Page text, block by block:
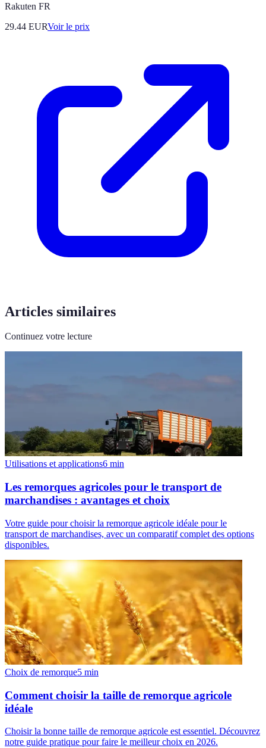
Rakuten FR
29.44 EURVoir le prix
Articles similaires
Continuez votre lecture
Utilisations et applications6 min
Les remorques agricoles pour le transport de
marchandises : avantages et choix
Votre guide pour choisir la remorque agricole idéale pour le
transport de marchandises, avec un comparatif complet des options
disponibles.
Choix de remorque5 min
Comment choisir la taille de remorque agricole
idéale
Choisir la bonne taille de remorque agricole est essentiel. Découvrez
notre guide pratique pour faire le meilleur choix en 2026.